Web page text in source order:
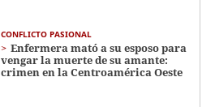
CONFLICTO PASIONAL
Enfermera mató a su esposo para
vengar la muerte de su amante:
crimen en la Centroamérica Oeste